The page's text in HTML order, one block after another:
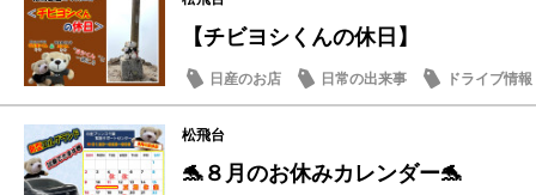
【チビヨシくんの休日】
日産のお店 日常の出来事 ドライブ情報
松飛台
🐬８月のお休みカレンダー🐬